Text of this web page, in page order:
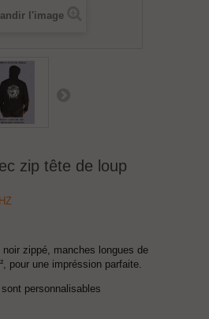
l'image
zip tête de loup
zippé, manches longues de
pour une impréssion parfaite.
personnalisables